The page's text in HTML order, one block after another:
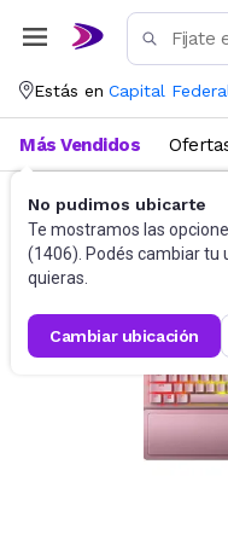
Estás en Capital Federal
No pudimos ubicarte
Te mostramos las
(1406). Podés cambiar tu
quieras.
cambiar ubicación
Más Vendidos
Gaming PC Teclados